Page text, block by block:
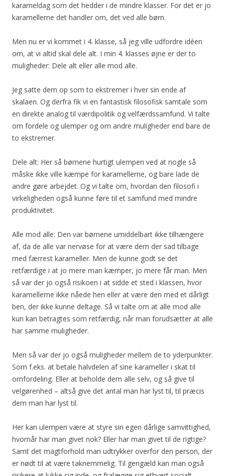
karameldag som det hedder i de mindre klasser. For det er jo
karamellerne det handler om, det ved alle børn.
Men nu er vi kommet i 4. klasse, så jeg ville udfordre idéen
om, at vi altid skal dele alt. I min 4. klasses øjne er der to
muligheder: Dele alt eller alle mod alle.
Jeg satte dem op som to ekstremer i hver sin ende af
skalaen. Og derfra fik vi en fantastisk filosofisk samtale som
en direkte analog til værdipolitik og velfærdssamfund. Vi talte
om fordele og ulemper og om andre muligheder end bare de
to ekstremer.
Dele alt: Her så børnene hurtigt ulempen ved at nogle så
måske ikke ville kæmpe for karamellerne, og bare lade de
andre gøre arbejdet. Og vi talte om, hvordan den filosofi i
virkeligheden også kunne føre til et samfund med mindre
produktivitet.
Alle mod alle: Den var børnene umiddelbart ikke tilhængere
af, da de alle var nervøse for at være dem der sad tilbage
med færrest karameller. Men de kunne godt se det
retfærdige i at jo mere man kæmper, jo mere får man. Men
så var der jo også risikoen i at sidde et sted i klassen, hvor
karamellerne ikke nåede hen eller at være den med et dårligt
ben, der ikke kunne deltage. Så vi talte om at alle mod alle
kun kan betragtes som retfærdig, når man forudsætter at alle
har samme muligheder.
Men så var der jo også muligheder mellem de to yderpunkter.
Som f.eks. at betale halvdelen af sine karameller i skat til
omfordeling. Eller at beholde dem alle selv, og så give til
velgørenhed – altså give det antal man har lyst til, til præcis
dem man har lyst til.
Her kan ulempen være at styre sin egen dårlige samvittighed,
hvornår har man givet nok? Eller har man givet til de rigtige?
Samt det magtforhold man udtrykker overfor den person, der
er nødt til at være taknemmelig. Til gengæld kan man også